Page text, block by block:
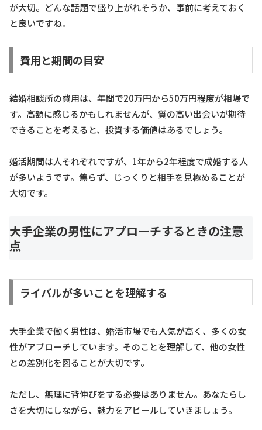
が大切。どんな話題で盛り上がれそうか、事前に考えておく
と良いですね。
費用と期間の目安
結婚相談所の費用は、年間で20万円から50万円程度が相場で
す。高額に感じるかもしれませんが、質の高い出会いが期待
できることを考えると、投資する価値はあるでしょう。
婚活期間は人それぞれですが、1年から2年程度で成婚する人
が多いようです。焦らず、じっくりと相手を見極めることが
大切です。
大手企業の男性にアプローチするときの注意
点
ライバルが多いことを理解する
大手企業で働く男性は、婚活市場でも人気が高く、多くの女
性がアプローチしています。そのことを理解して、他の女性
との差別化を図ることが大切です。
ただし、無理に背伸びをする必要はありません。あなたらし
さを大切にしながら、魅力をアピールしていきましょう。